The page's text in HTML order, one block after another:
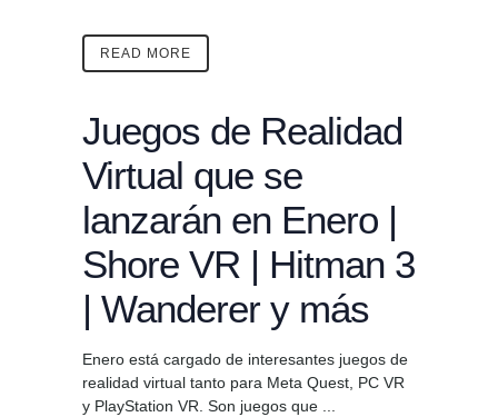
READ MORE
Juegos de Realidad
Virtual que se
lanzarán en Enero |
Shore VR | Hitman 3
| Wanderer y más
Enero está cargado de interesantes juegos de
realidad virtual tanto para Meta Quest, PC VR
y PlayStation VR. Son juegos que ...